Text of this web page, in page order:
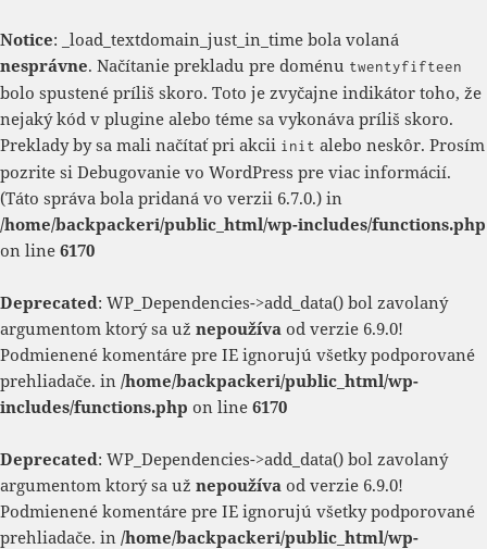
Notice: _load_textdomain_just_in_time bola volaná
nesprávne. Načítanie prekladu pre doménu twentyfifteen
bolo spustené príliš skoro. Toto je zvyčajne indikátor toho, že
nejaký kód v plugine alebo téme sa vykonáva príliš skoro.
Preklady by sa mali načítať pri akcii init alebo neskôr. Prosím
pozrite si Debugovanie vo WordPress pre viac informácií.
(Táto správa bola pridaná vo verzii 6.7.0.) in
/home/backpackeri/public_html/wp-includes/functions.php
on line 6170
Deprecated: WP_Dependencies->add_data() bol zavolaný
argumentom ktorý sa už nepoužíva od verzie 6.9.0!
Podmienené komentáre pre IE ignorujú všetky podporované
prehliadače. in /home/backpackeri/public_html/wp-
includes/functions.php on line 6170
Deprecated: WP_Dependencies->add_data() bol zavolaný
argumentom ktorý sa už nepoužíva od verzie 6.9.0!
Podmienené komentáre pre IE ignorujú všetky podporované
prehliadače. in /home/backpackeri/public_html/wp-